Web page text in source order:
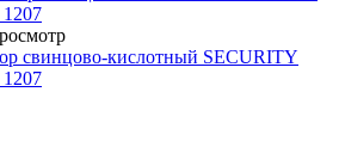
свинцово-кислотный SECURITY